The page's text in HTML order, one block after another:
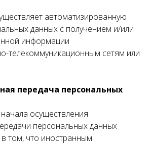
автоматизированную
данных с получением и/или
информации
телекоммуникационным сетям или
передача персональных
осуществления
персональных данных
том, что иностранным